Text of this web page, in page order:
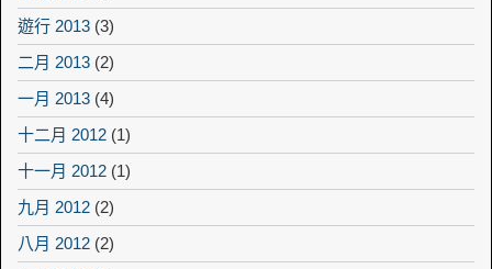
遊行 2013 (3)
二月 2013 (2)
一月 2013 (4)
十二月 2012 (1)
十一月 2012 (1)
九月 2012 (2)
八月 2012 (2)